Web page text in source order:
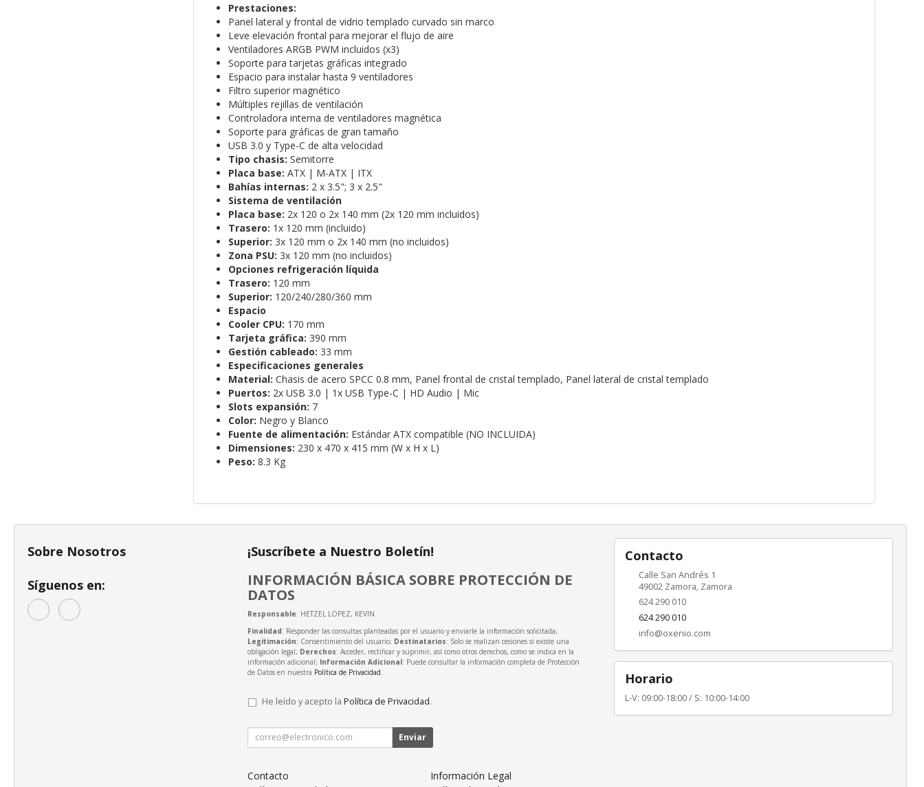
Prestaciones:
Panel lateral y frontal de vidrio templado curvado sin marco
Leve elevación frontal para mejorar el flujo de aire
Ventiladores ARGB PWM incluidos (x3)
Soporte para tarjetas gráficas integrado
Espacio para instalar hasta 9 ventiladores
Filtro superior magnético
Múltiples rejillas de ventilación
Controladora interna de ventiladores magnética
Soporte para gráficas de gran tamaño
USB 3.0 y Type-C de alta velocidad
Tipo chasis: Semitorre
Placa base: ATX | M-ATX | ITX
Bahías internas: 2 x 3.5"; 3 x 2.5"
Sistema de ventilación
Placa base: 2x 120 o 2x 140 mm (2x 120 mm incluidos)
Trasero: 1x 120 mm (incluido)
Superior: 3x 120 mm o 2x 140 mm (no incluidos)
Zona PSU: 3x 120 mm (no incluidos)
Opciones refrigeración líquida
Trasero: 120 mm
Superior: 120/240/280/360 mm
Espacio
Cooler CPU: 170 mm
Tarjeta gráfica: 390 mm
Gestión cableado: 33 mm
Especificaciones generales
Material: Chasis de acero SPCC 0.8 mm, Panel frontal de cristal templado, Panel lateral de cristal templado
Puertos: 2x USB 3.0 | 1x USB Type-C | HD Audio | Mic
Slots expansión: 7
Color: Negro y Blanco
Fuente de alimentación: Estándar ATX compatible (NO INCLUIDA)
Dimensiones: 230 x 470 x 415 mm (W x H x L)
Peso: 8.3 Kg
Sobre Nosotros
Síguenos en:
¡Suscríbete a Nuestro Boletín!
INFORMACIÓN BÁSICA SOBRE PROTECCIÓN DE
DATOS
Responsable: HETZEL LOPEZ, KEVIN
Finalidad: Responder las consultas planteadas por el usuario y enviarle la información solicitada;
Legitimación: Consentimiento del usuario; Destinatarios: Solo se realizan cesiones si existe una
obligación legal; Derechos: Acceder, rectificar y suprimir, así como otros derechos, como se indica en la
información adicional; Información Adicional: Puede consultar la información completa de Protección
de Datos en nuestra Política de Privacidad
He leído y acepto la Política de Privacidad.
Enviar
Contacto
Información Legal
Contacto
Calle San Andrés 1
49002 Zamora, Zamora
624 290 010
624 290 010
info@oxenio.com
Horario
L-V: 09:00-18:00 / S: 10:00-14:00